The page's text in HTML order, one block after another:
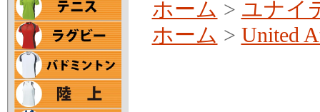
ホーム > ユナイ
ホーム > United